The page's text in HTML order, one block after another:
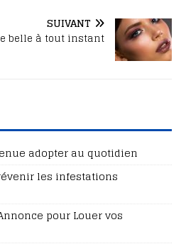
SUIVANT
belle à tout instant
adopter au quotidien
les infestations
pour Louer vos